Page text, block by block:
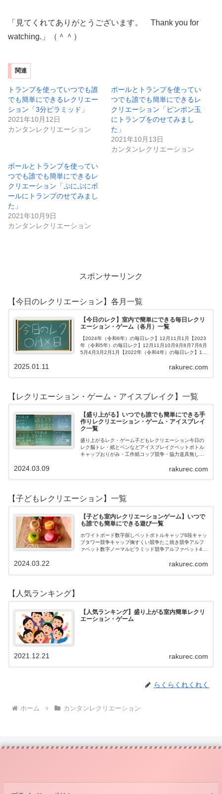
「見てくれてありがとうございます。 Thank you for
watching.」（＾＾）
関連
トランプを使っていつでも誰
でも簡単にできるレクリエー
ション「3分ピラミッド」
2021年10月12日
カンタンレクリエーション
ボールとトランプを使ってい
つでも誰でも簡単にできるレ
クリエーション「ピンポン玉
にトランプをのせてみまし
た」
2021年10月13日
カンタンレクリエーション
ボールとトランプを使ってい
つでも誰でも簡単にできるレ
クリエーション「ぷにぷにボ
ールにトランプのせてみまし
た」
2021年10月9日
カンタンレクリエーション
スポンサーリンク
【今日のレクリエーション】各月一覧
【今日のレク】室内で簡単にできる毎日レクリ
エーション・ゲーム（各月）一覧
【2024年（令和6年）の毎日レク】12月11月1月【2023
年（令和5年）の毎日レク】12月11月10月9月8月7月6月
5月4月3月2月1月【2022年（令和4年）の毎日レク】12
rakurec.com
2025.01.11
【レクリエーション・ゲーム・アイスブレイク】一覧
【盛り上がる】いつでも誰でも簡単にできる手
作りレクリエーション・ゲーム・アイスブレイ
ク一覧
盛り上がるレク・ゲーム子どもレクリエーション今日の
レク脳トレ・紙とペンなどアイスブレイクペットボトル
キャップおりがみ・工作紙コップ競争・協力道具無し・
ロおはじき体操スライム脳トレ無料素材Yo…rakurec.com
2024.03.09
【子どもレクリエーション】一覧
【子ども室内レクリエーションゲーム】いつで
も誰でも簡単にできる遊び一覧
ホワイトボード数字探しペットボトルキャップ6段キャッ
プタワー競争キャップ掬すくい競争たこ焼き競争アルフ
ァベット数字ノーマルピラミッド競争アルファベット4段
rakurec.com
2024.03.22
【人気ランキング】
【人気ランキング】盛り上がる室内簡単レクリ
エーション・ゲーム
rakurec.com
2021.12.21
らくらくれくれく
ホーム カンタンレクリエーション